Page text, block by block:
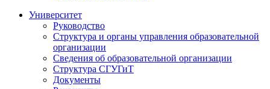
Университет
Руководство
Структура и органы управления образовательной
организации
Сведения об образовательной организации
Структура СГУГиТ
Документы